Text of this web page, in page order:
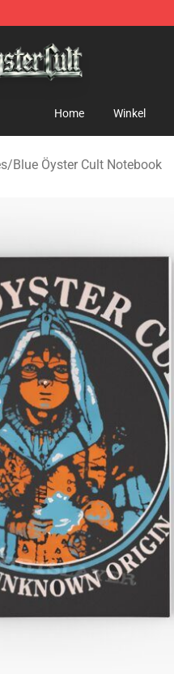
Home Winkel
/Blue Öyster Cult Notebook